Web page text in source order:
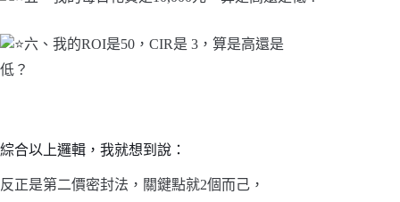
六、我的ROI是50，CIR是 3，算是高還是
低？
綜合以上邏輯，我就想到說：
反正是第二價密封法，關鍵點就2個而己，